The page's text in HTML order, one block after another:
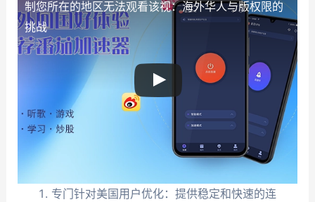
制您所在的地区无法观看该视：海外华人与版权限的
挑战
专门针对美国用户优化：提供稳定和快速的连